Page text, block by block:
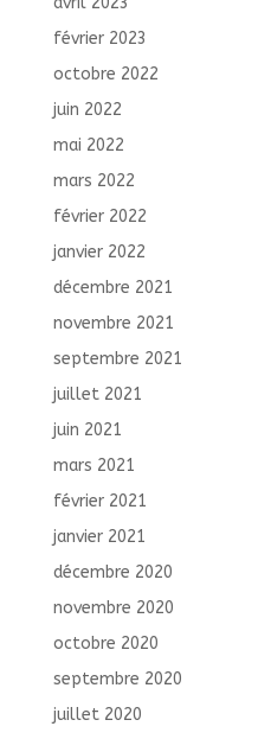
février 2023
octobre 2022
juin 2022
mai 2022
mars 2022
février 2022
janvier 2022
décembre 2021
novembre 2021
septembre 2021
juillet 2021
juin 2021
mars 2021
février 2021
janvier 2021
décembre 2020
novembre 2020
octobre 2020
septembre 2020
juillet 2020